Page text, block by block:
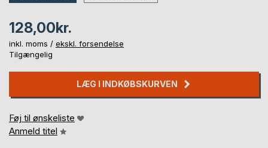
128,00kr.
inkl. moms / ekskl. forsendelse
Tilgængelig
LÆG I INDKØBSKURVEN
Føj til ønskeliste
Anmeld titel